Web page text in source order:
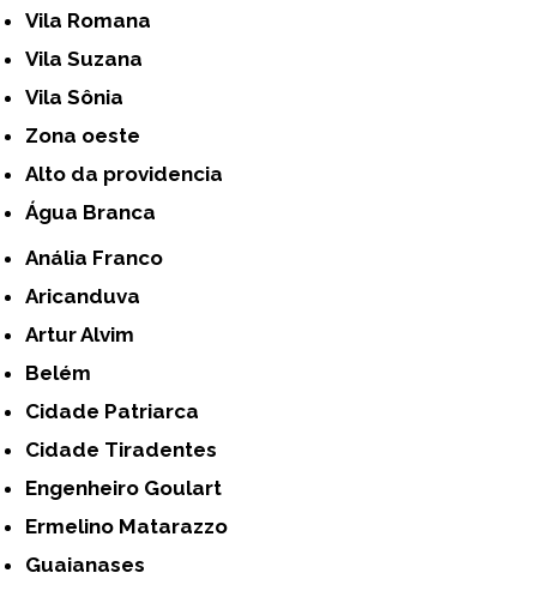
Vila Romana
Vila Suzana
Vila Sônia
Zona oeste
alto da providencia
Água Branca
Anália Franco
Aricanduva
Artur Alvim
Belém
Cidade Patriarca
Cidade Tiradentes
Engenheiro Goulart
Ermelino Matarazzo
Guaianases